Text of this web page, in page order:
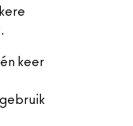
keer